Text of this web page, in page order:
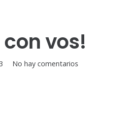
con vos!
No hay comentarios